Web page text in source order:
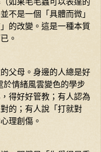
不是一個「具體而微」
的改變。這是一種本質
。
父母。身邊的人總是好
情緒風雲變色的學步
得好好管教；有人認為
的；有人說「打就對
理創傷。